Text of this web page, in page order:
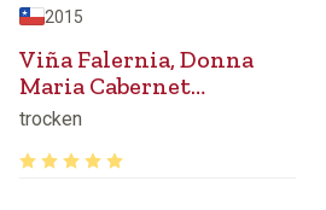
2015
Viña Falernia, Donna
Maria Cabernet
Sauvignon, DO Elqui
trocken